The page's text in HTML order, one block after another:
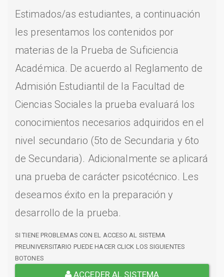
Estimados/as estudiantes, a continuación
les presentamos los contenidos por
materias de la Prueba de Suficiencia
Académica. De acuerdo al Reglamento de
Admisión Estudiantil de la Facultad de
Ciencias Sociales la prueba evaluará los
conocimientos necesarios adquiridos en el
nivel secundario (5to de Secundaria y 6to
de Secundaria). Adicionalmente se aplicará
una prueba de carácter psicotécnico. Les
deseamos éxito en la preparación y
desarrollo de la prueba.
SI TIENE PROBLEMAS CON EL ACCESO AL SISTEMA
PREUNIVERSITARIO PUEDE HACER CLICK LOS SIGUIENTES
BOTONES
ACCEDER AL SISTEMA